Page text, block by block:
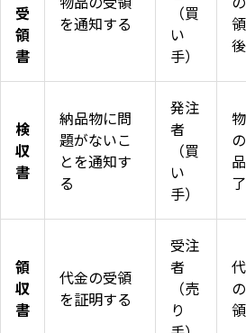
受
領
書
を通知する
（買
い
手）
後
検
収
書
納品物に問
題がないこ
とを通知す
る
発注
者
（買
い
手）
領
収
書
代金の受領
を証明する
受注
者
（売
り